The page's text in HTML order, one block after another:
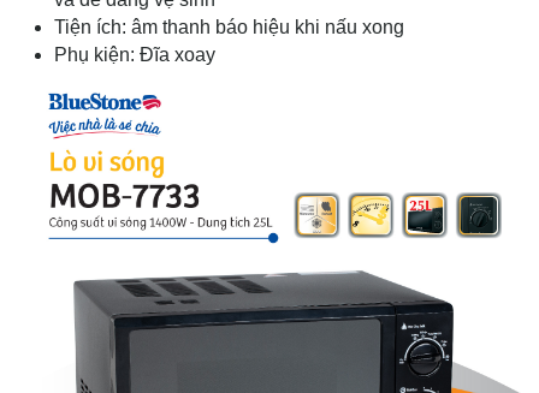
Tiện ích: âm thanh báo hiệu khi nấu xong
Phụ kiện: Đĩa xoay